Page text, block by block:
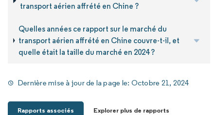
transport aérien affrété en Chine ?
Quelles années ce rapport sur le marché du
transport aérien affrété en Chine couvre-t-il, et
quelle était la taille du marché en 2024 ?
Dernière mise à jour de la page le: Octobre 21, 2024
Rapports associés Explorer plus de rapports